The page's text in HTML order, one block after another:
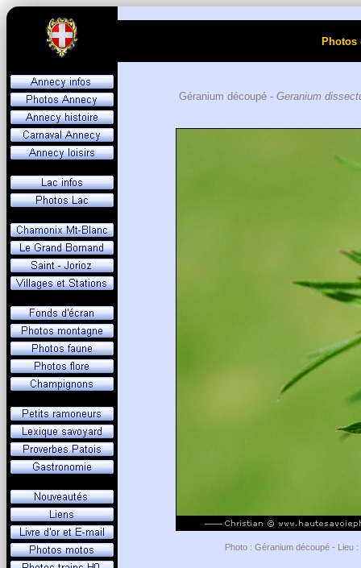
Géranium découpé - Geranium
Photo : Géranium découpé - Lieu